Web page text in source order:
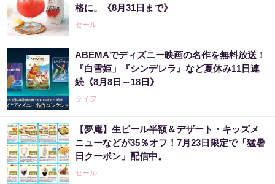
格に。《8月31日まで》
セール
ABEMAでディズニー映画の名作を無料放送！
『白雪姫」『シンデレラ』など夏休み11日連
続《8月8日～18日》
ライフ
【夢庵】生ビール半額＆デザート・キッズメ
ニューなどが35％オフ！7月23日限定で「猛暑
日クーポン」配信中。
セール